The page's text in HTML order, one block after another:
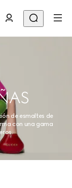
de esmaltes de
con una gama